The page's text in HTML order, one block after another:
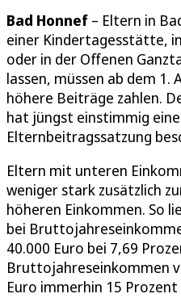
Bad Honnef – Eltern in
einer Kindertagesstätte,
oder in der Offenen
lassen, müssen ab dem 1.
höhere Beiträge zahlen.
hat jüngst einstimmig
Elternbeitragssatzung
Eltern mit unteren
weniger stark zusätzlich
höheren Einkommen. So
bei
40.000 Euro bei 7,69
Bruttojahreseinkommen
Euro immerhin 15 Prozent